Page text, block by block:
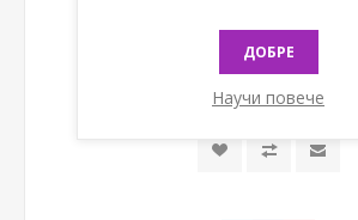
КУПИ
ДОБРЕ
Научи повече